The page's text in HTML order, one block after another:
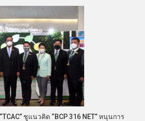
ชูแนวคิด “BCP 316 NET” หนุนการ